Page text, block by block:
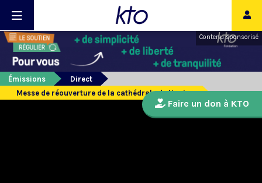
Contenu sponsorisé
Émissions
Direct
Messe de réouverture de la cathédrale de Nantes
Faire un don à KTO